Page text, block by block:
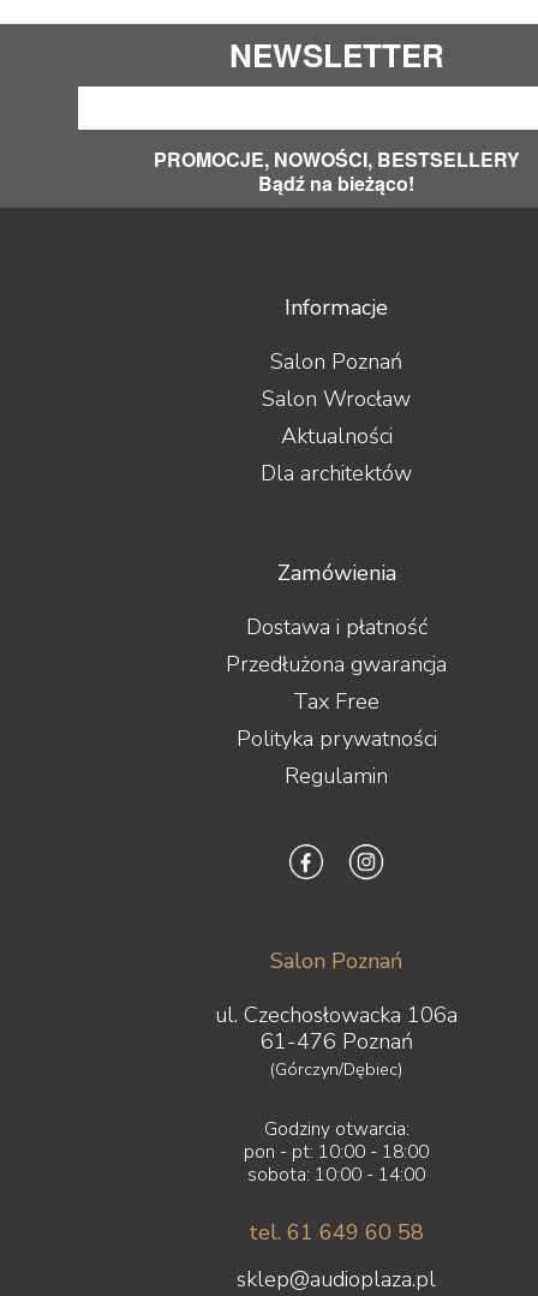
NEWSLETTER
PROMOCJE, NOWOŚCI, BESTSELLERY
Bądź na bieżąco!
Informacje
Salon Poznań
Salon Wrocław
Aktualności
Dla architektów
Zamówienia
Dostawa i płatność
Przedłużona gwarancja
Tax Free
Polityka prywatności
Regulamin
Salon Poznań
ul. Czechosłowacka 106a
61-476 Poznań
(Górczyn/Dębiec)
Godziny otwarcia:
pon - pt: 10:00 - 18:00
sobota: 10:00 - 14:00
tel. 61 649 60 58
sklep@audioplaza.pl